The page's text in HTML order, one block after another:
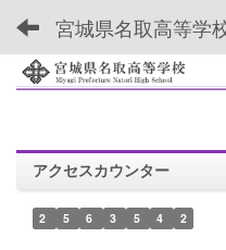
宮城県名取高等学
アクセスカウンター
2 5 6 3 5 4 2